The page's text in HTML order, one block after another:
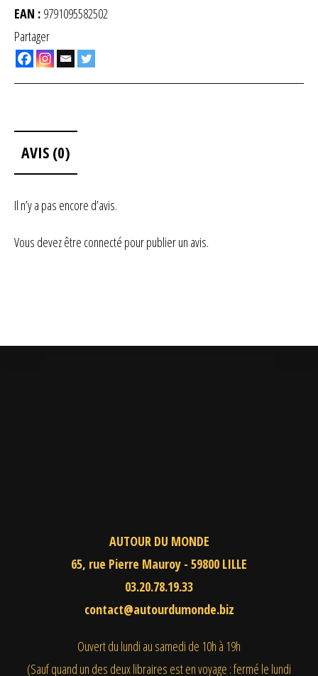
EAN : 9791095582502
Partager
AVIS (0)
Il n’y a pas encore d’avis.
Vous devez être connecté pour publier un avis.
AUTOUR DU MONDE
65, rue Pierre Mauroy - 59800 LILLE
03.20.78.19.33
contact@autourdumonde.biz
Ouvert du lundi au samedi de 10h à 19h
(Sauf quand un des deux libraires est en voyage : fermé le lundi